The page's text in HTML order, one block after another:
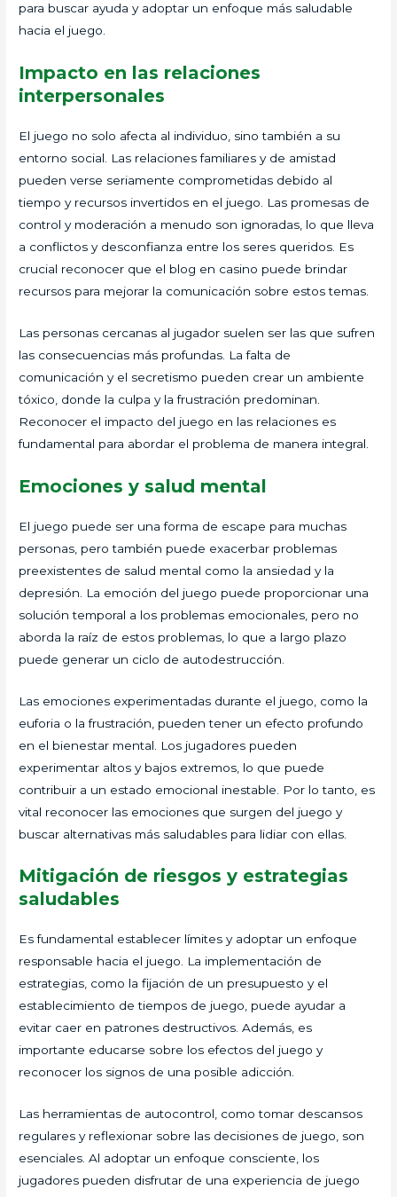
para buscar ayuda y adoptar un enfoque más saludable
hacia el juego.
Impacto en las relaciones
interpersonales
El juego no solo afecta al individuo, sino también a su
entorno social. Las relaciones familiares y de amistad
pueden verse seriamente comprometidas debido al
tiempo y recursos invertidos en el juego. Las promesas de
control y moderación a menudo son ignoradas, lo que lleva
a conflictos y desconfianza entre los seres queridos. Es
crucial reconocer que el blog en casino puede brindar
recursos para mejorar la comunicación sobre estos temas.
Las personas cercanas al jugador suelen ser las que sufren
las consecuencias más profundas. La falta de
comunicación y el secretismo pueden crear un ambiente
tóxico, donde la culpa y la frustración predominan.
Reconocer el impacto del juego en las relaciones es
fundamental para abordar el problema de manera integral.
Emociones y salud mental
El juego puede ser una forma de escape para muchas
personas, pero también puede exacerbar problemas
preexistentes de salud mental como la ansiedad y la
depresión. La emoción del juego puede proporcionar una
solución temporal a los problemas emocionales, pero no
aborda la raíz de estos problemas, lo que a largo plazo
puede generar un ciclo de autodestrucción.
Las emociones experimentadas durante el juego, como la
euforia o la frustración, pueden tener un efecto profundo
en el bienestar mental. Los jugadores pueden
experimentar altos y bajos extremos, lo que puede
contribuir a un estado emocional inestable. Por lo tanto, es
vital reconocer las emociones que surgen del juego y
buscar alternativas más saludables para lidiar con ellas.
Mitigación de riesgos y estrategias
saludables
Es fundamental establecer límites y adoptar un enfoque
responsable hacia el juego. La implementación de
estrategias, como la fijación de un presupuesto y el
establecimiento de tiempos de juego, puede ayudar a
evitar caer en patrones destructivos. Además, es
importante educarse sobre los efectos del juego y
reconocer los signos de una posible adicción.
Las herramientas de autocontrol, como tomar descansos
regulares y reflexionar sobre las decisiones de juego, son
esenciales. Al adoptar un enfoque consciente, los
jugadores pueden disfrutar de una experiencia de juego